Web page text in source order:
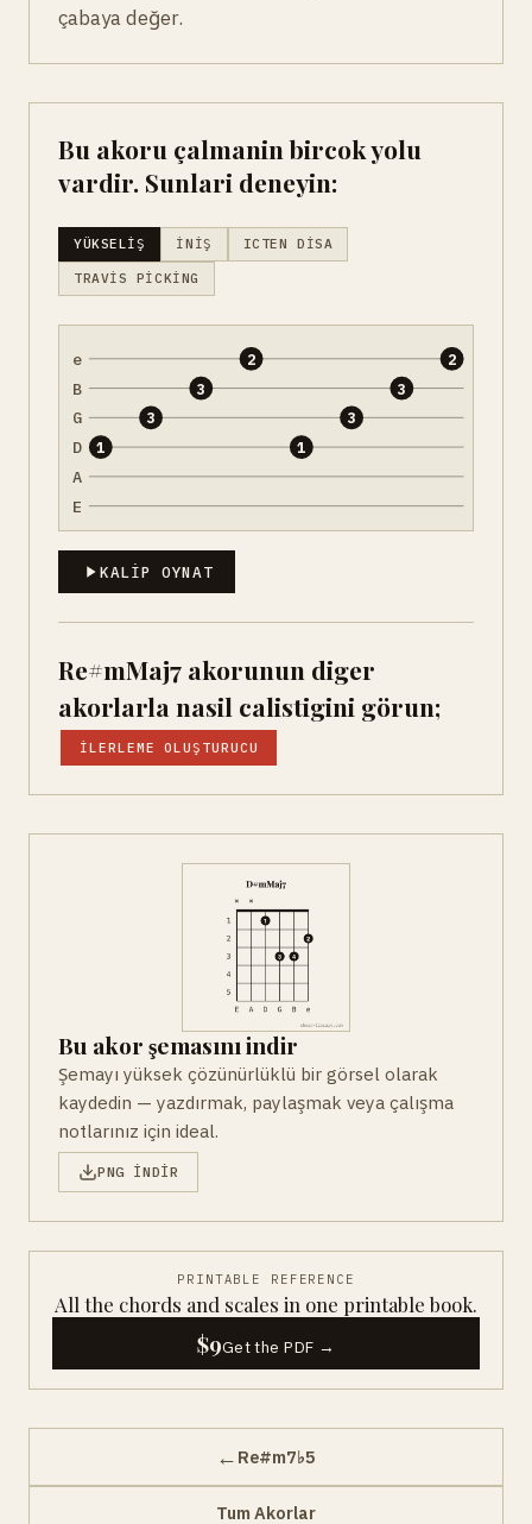
çabaya değer.
Bu akoru çalmanin bircok yolu
vardir. Sunlari deneyin:
YÜKSELIŞ İNIŞ ICTEN DISA
TRAVIS PICKING
e
B
G
D
A
E
1
3
3
2
1
3
3
2
KALIP OYNAT
Re#mMaj7 akorunun diger
akorlarla nasil calistigini görun;
İLERLEME OLUŞTURUCU
Bu akor şemasını indir
Şemayı yüksek çözünürlüklü bir görsel olarak
kaydedin — yazdırmak, paylaşmak veya çalışma
notlarınız için ideal.
PNG INDIR
PRINTABLE REFERENCE
All the chords and scales in one printable book.
$9Get the PDF →
← Re#m7♭5
Tum Akorlar